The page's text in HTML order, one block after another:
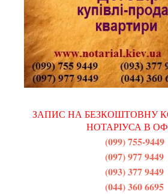
ЗАПИС НА БЕЗКОШТОВНУ
НОТАРІУСА В
(099) 755-9449
(097) 977 9449
(093) 377 9449
(044) 360 6695